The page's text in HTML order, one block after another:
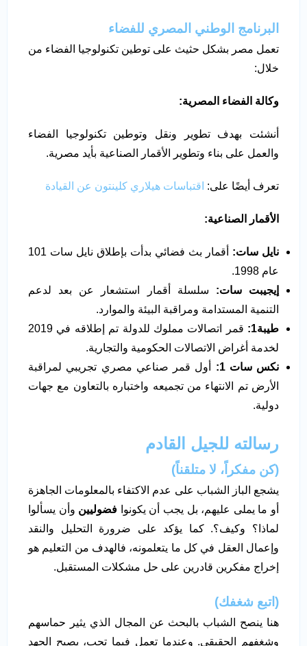
البرنامج الوطني المصري للفضاء
تعمل مصر بشكل حثيث على توطين تكنولوجيا الفضاء من
خلال:
وكالة الفضاء المصرية:
أنشئت بهدف تطوير ونقل وتوطين تكنولوجيا الفضاء
والعمل على بناء وتطوير الأقمار الصناعية بأيد مصرية.
تعرف أيضًا على: اقتباسات هيلاري كلينتون عن القيادة
الأقمار الصناعية:
نايل سات:
أقمار بث فضائي بدأت بإطلاق نايل سات 101
عام 1998.
إيجيبت سات: سلسلة أقمار استشعار عن بعد لدعم
التنمية المستدامة ومراقبة البيئة والموارد.
طيبة1
:
قمر اتصالات مملوك للدولة تم إطلاقه في 2019
لخدمة أغراض الاتصالات الحكومية والتجارية.
نكس سات 1 : أول قمر صناعي مصري تجريبي لمراقبة
الأرض تم الانتهاء من تجميعه واختباره بالتعاون مع جهات
دولية.
رسالته للجيل القادم
(كن مفكراً، لا متلقناً)
يشجع الباز الشباب على عدم الاكتفاء بالمعلومات الجاهزة
أو ما يملى عليهم، بل يجب أن يكونوا فضوليين وأن يسألوا
لماذا؟ وكيف؟. كما يؤكد على ضرورة التحليل والنقد
وإعمال العقل في كل ما يتعلمونه، فالهدف من التعليم هو
إخراج مفكرين قادرين على حل مشكلات المستقبل.
(اتبع شغفك)
هنا ينصح الشباب بالبحث عن المجال الذي يثير حماسهم
وشغفهم الحقيقي. وعندما تعمل فيما تحب، يصبح الجهد